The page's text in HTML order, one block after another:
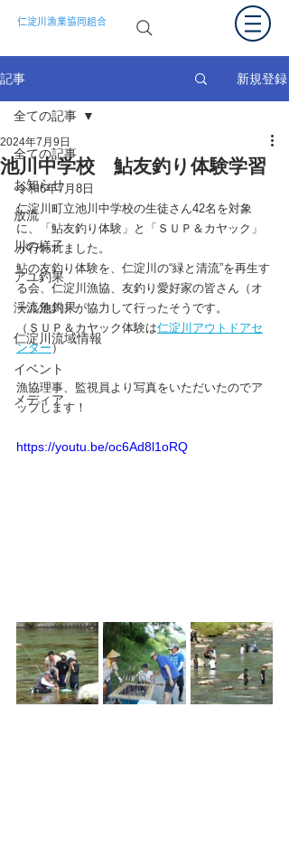
仁淀川漁業協同組合
記事 新規登録
全ての記事
お知らせ
放流
川の様子
アユ釣果
渓流魚釣果
仁淀川流域情報
イベント
メディア
全ての記事
池川中学校 鮎友釣り体験学習
2024年7月9日
令和6年7月8日
仁淀川町立池川中学校の生徒さん42名を対象
に、「鮎友釣り体験」と「ＳＵＰ＆カヤック」
が行われました。
鮎の友釣り体験を、仁淀川の“緑と清流”を再生す
る会、仁淀川漁協、友釣り愛好家の皆さん（オ
ール池川）が協力して行ったそうです。
（ＳＵＰ＆カヤック体験は仁淀川アウトドアセ
ンター）
漁協理事、監視員より写真をいただいたのでア
ップします！
https://youtu.be/oc6Ad8l1oRQ